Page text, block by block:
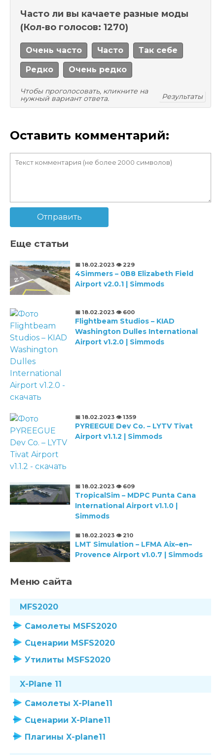
Часто ли вы качаете разные моды
(Кол-во голосов: 1270)
Очень часто Часто Так себе
Редко Очень редко
Чтобы проголосовать, кликните на
нужный вариант ответа.
Результаты
Оставить комментарий:
Отправить
Еще статьи
📅 18.02.2023 👁️ 229
4Simmers – 0B8 Elizabeth Field
Airport v2.0.1 | Simmods
📅 18.02.2023 👁️ 600
Flightbeam Studios – KIAD
Washington Dulles International
Airport v1.2.0 | Simmods
📅 18.02.2023 👁️ 1359
PYREEGUE Dev Co. – LYTV Tivat
Airport v1.1.2 | Simmods
📅 18.02.2023 👁️ 609
TropicalSim – MDPC Punta Cana
International Airport v1.1.0 |
Simmods
📅 18.02.2023 👁️ 210
LMT Simulation – LFMA Aix–en–
Provence Airport v1.0.7 | Simmods
Меню сайта
MFS2020
Самолеты MSFS2020
Сценарии MSFS2020
Утилиты MSFS2020
X-Plane 11
Самолеты X-Plane11
Сценарии X-Plane11
Плагины X-plane11